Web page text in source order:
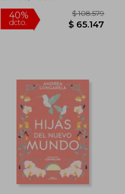
50%
dcto.